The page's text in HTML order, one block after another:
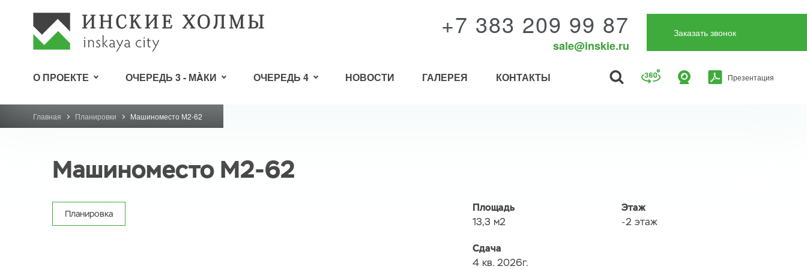
+7 383 209 99 87
sale@inskie.ru
Заказать звонок
О ПРОЕКТЕ ОЧЕРЕДЬ 3 - МÀКИ ОЧЕРЕДЬ 4 НОВОСТИ ГАЛЕРЕЯ КОНТАКТЫ Презентация
Главная Планировки Машиноместо М2-62
Машиноместо М2-62
Планировка
Площадь
13,3 м2
Этаж
-2 этаж
Сдача
4 кв. 2026г.